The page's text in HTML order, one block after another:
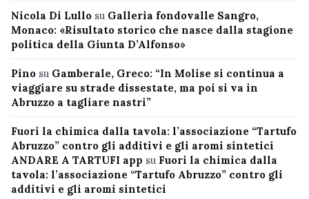
Nicola Di Lullo su Galleria fondovalle Sangro,
Monaco: «Risultato storico che nasce dalla stagione
politica della Giunta D’Alfonso»
Pino su Gamberale, Greco: “In Molise si continua a
viaggiare su strade dissestate, ma poi si va in
Abruzzo a tagliare nastri”
Fuori la chimica dalla tavola: l’associazione “Tartufo
Abruzzo” contro gli additivi e gli aromi sintetici
ANDARE A TARTUFI app su Fuori la chimica dalla
tavola: l’associazione “Tartufo Abruzzo” contro gli
additivi e gli aromi sintetici